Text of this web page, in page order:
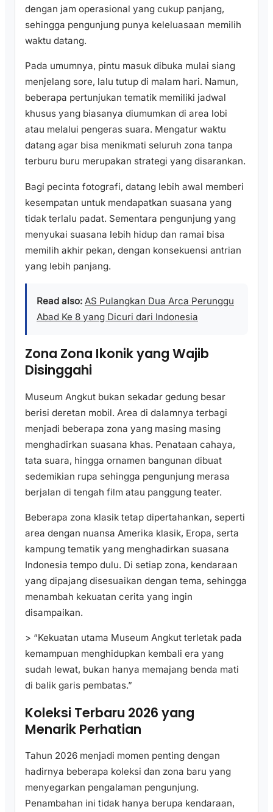
dengan jam operasional yang cukup panjang,
sehingga pengunjung punya keleluasaan memilih
waktu datang.
Pada umumnya, pintu masuk dibuka mulai siang
menjelang sore, lalu tutup di malam hari. Namun,
beberapa pertunjukan tematik memiliki jadwal
khusus yang biasanya diumumkan di area lobi
atau melalui pengeras suara. Mengatur waktu
datang agar bisa menikmati seluruh zona tanpa
terburu buru merupakan strategi yang disarankan.
Bagi pecinta fotografi, datang lebih awal memberi
kesempatan untuk mendapatkan suasana yang
tidak terlalu padat. Sementara pengunjung yang
menyukai suasana lebih hidup dan ramai bisa
memilih akhir pekan, dengan konsekuensi antrian
yang lebih panjang.
Read also: AS Pulangkan Dua Arca Perunggu
Abad Ke 8 yang Dicuri dari Indonesia
Zona Zona Ikonik yang Wajib
Disinggahi
Museum Angkut bukan sekadar gedung besar
berisi deretan mobil. Area di dalamnya terbagi
menjadi beberapa zona yang masing masing
menghadirkan suasana khas. Penataan cahaya,
tata suara, hingga ornamen bangunan dibuat
sedemikian rupa sehingga pengunjung merasa
berjalan di tengah film atau panggung teater.
Beberapa zona klasik tetap dipertahankan, seperti
area dengan nuansa Amerika klasik, Eropa, serta
kampung tematik yang menghadirkan suasana
Indonesia tempo dulu. Di setiap zona, kendaraan
yang dipajang disesuaikan dengan tema, sehingga
menambah kekuatan cerita yang ingin
disampaikan.
> “Kekuatan utama Museum Angkut terletak pada
kemampuan menghidupkan kembali era yang
sudah lewat, bukan hanya memajang benda mati
di balik garis pembatas.”
Koleksi Terbaru 2026 yang
Menarik Perhatian
Tahun 2026 menjadi momen penting dengan
hadirnya beberapa koleksi dan zona baru yang
menyegarkan pengalaman pengunjung.
Penambahan ini tidak hanya berupa kendaraan,